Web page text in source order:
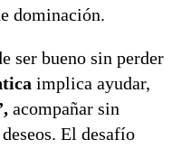
dominación.
ser bueno sin perder
implica ayudar,
acompañar sin
El desafío